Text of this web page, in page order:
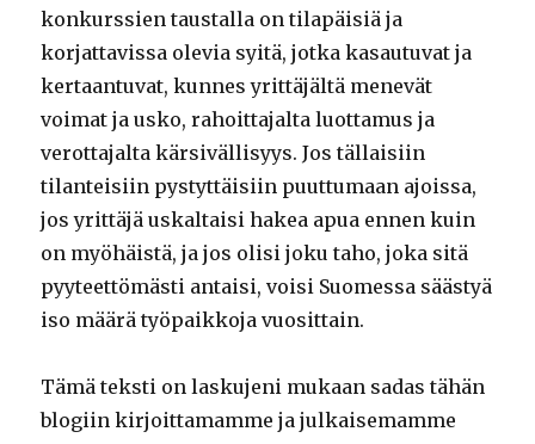
konkurssien taustalla on tilapäisiä ja
korjattavissa olevia syitä, jotka kasautuvat ja
kertaantuvat, kunnes yrittäjältä menevät
voimat ja usko, rahoittajalta luottamus ja
verottajalta kärsivällisyys. Jos tällaisiin
tilanteisiin pystyttäisiin puuttumaan ajoissa,
jos yrittäjä uskaltaisi hakea apua ennen kuin
on myöhäistä, ja jos olisi joku taho, joka sitä
pyyteettömästi antaisi, voisi Suomessa säästyä
iso määrä työpaikkoja vuosittain.
Tämä teksti on laskujeni mukaan sadas tähän
blogiin kirjoittamamme ja julkaisemamme